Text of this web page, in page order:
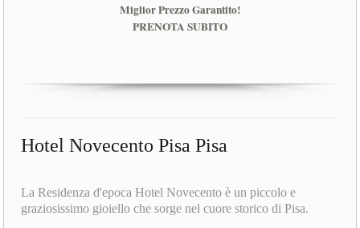
Miglior Prezzo Garantito!
PRENOTA SUBITO
Hotel Novecento Pisa Pisa
La Residenza d'epoca Hotel Novecento è un piccolo e
graziosissimo gioiello che sorge nel cuore storico di Pisa.